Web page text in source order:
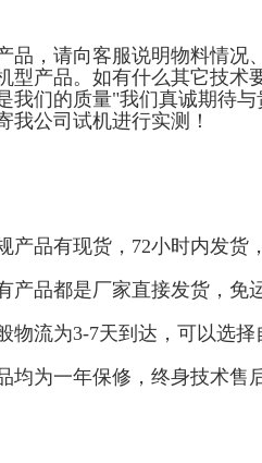
品，请向客服说明物料情况
型产品。如有什么其它技术
我们的质量"我们真诚期待
我公司试机进行实测！
产品有现货，72小时内发货
产品都是厂家直接发货，免
物流为3-7天到达，可以选择
均为一年保修，终身技术售